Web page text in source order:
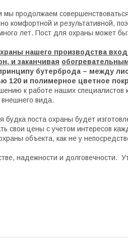
продолжаем
комфортной и результативной,
лет. Пост для охраны может
нашего производства
и заканчивая
бутерброда – между
120 и полимерное цветное
к работе наших специалистов
вида.
поста охраны будет
цены с учетом интересов
объекта, как не у
надежности и долговечности.